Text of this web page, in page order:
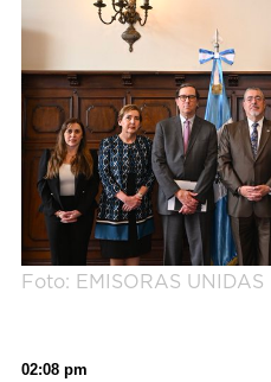
Foto: EMISORAS UNIDAS
02:08 pm